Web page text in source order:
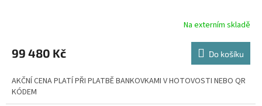
R
M
A
Na externím skladě
99 480 Kč Do košíku
AKČNÍ CENA PLATÍ PŘI PLATBĚ BANKOVKAMI V HOTOVOSTI NEBO QR
KÓDEM